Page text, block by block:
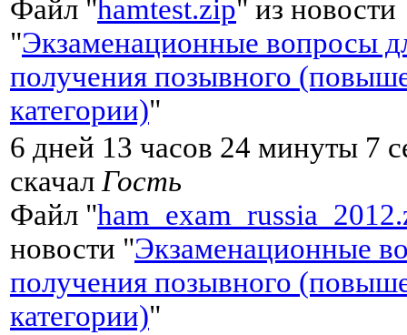
Файл "hamtest.zip" из новости
"Экзаменационные вопросы
получения позывного
категории)"
6 дней 13 часов 24 минуты 7
скачал Гость
Файл "
новости "Экзаменационные
получения позывного
категории)"